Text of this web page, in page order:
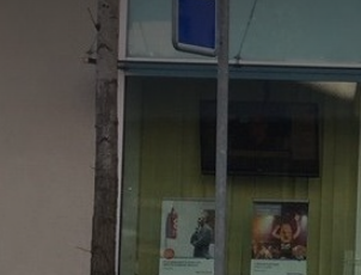
Projekte und
DE IT